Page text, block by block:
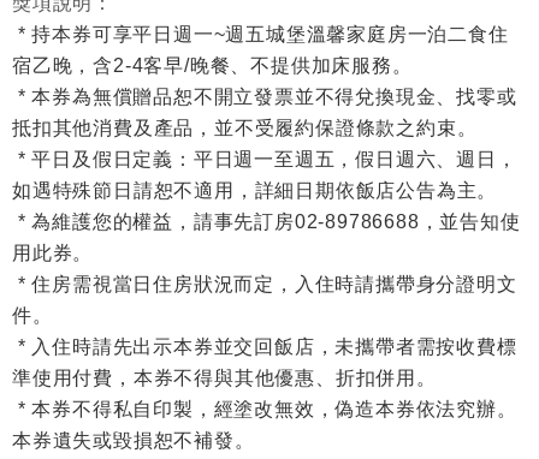
* 持本券可享平日週一~週五城堡溫馨家庭房一泊二食住
宿乙晚，含2-4客早/晚餐、不提供加床服務。
* 本券為無償贈品恕不開立發票並不得兌換現金、找零或
抵扣其他消費及產品，並不受履約保證條款之約束。
* 平日及假日定義：平日週一至週五，假日週六、週日，
如遇特殊節日請恕不適用，詳細日期依飯店公告為主。
* 為維護您的權益，請事先訂房02-89786688，並告知使
用此券。
* 住房需視當日住房狀況而定，入住時請攜帶身分證明文
件。
* 入住時請先出示本券並交回飯店，未攜帶者需按收費標
準使用付費，本券不得與其他優惠、折扣併用。
* 本券不得私自印製，經塗改無效，偽造本券依法究辦。
本券遺失或毀損恕不補發。